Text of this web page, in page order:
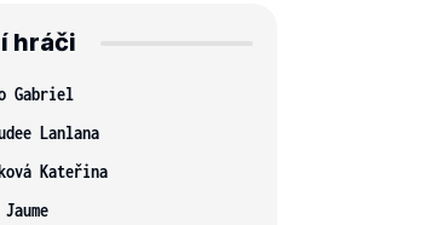
hráči
Gabriel
Lanlana
Kateřina